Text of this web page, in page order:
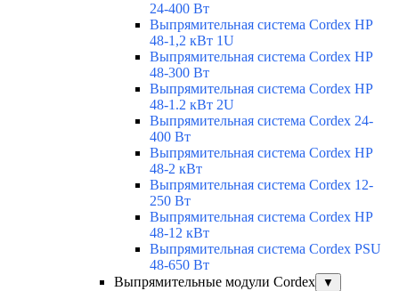
24-400 Вт
Выпрямительная система Cordex HP
48-1,2 кВт 1U
Выпрямительная система Cordex HP
48-300 Вт
Выпрямительная система Cordex HP
48-1.2 кВт 2U
Выпрямительная система Cordex 24-
400 Вт
Выпрямительная система Cordex HP
48-2 кВт
Выпрямительная система Cordex 12-
250 Вт
Выпрямительная система Cordex HP
48-12 кВт
Выпрямительная система Cordex PSU
48-650 Вт
Выпрямительные модули Cordex
▼